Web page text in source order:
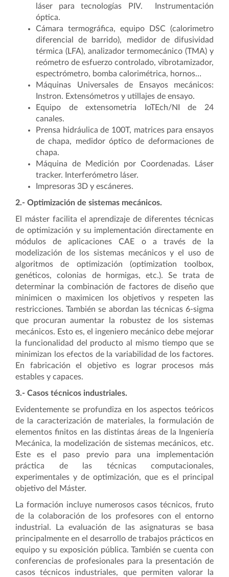
láser para tecnologías PIV. Instrumentación
óptica.
Cámara termográfica, equipo DSC (calorimetro
diferencial de barrido), medidor de difusividad
térmica (LFA), analizador termomecánico (TMA) y
reómetro de esfuerzo controlado, vibrotamizador,
espectrómetro, bomba calorimétrica, hornos…
Máquinas Universales de Ensayos mecánicos:
Instron. Extensómetros y utillajes de ensayo.
Equipo de extensometria IoTEch/NI de 24
canales.
Prensa hidráulica de 100T, matrices para ensayos
de chapa, medidor óptico de deformaciones de
chapa.
Máquina de Medición por Coordenadas. Láser
tracker. Interferómetro láser.
Impresoras 3D y escáneres.
2.- Optimización de sistemas mecánicos.
El máster facilita el aprendizaje de diferentes técnicas
de optimización y su implementación directamente en
módulos de aplicaciones CAE o a través de la
modelización de los sistemas mecánicos y el uso de
algoritmos de optimización (optimization toolbox,
genéticos, colonias de hormigas, etc.). Se trata de
determinar la combinación de factores de diseño que
minimicen o maximicen los objetivos y respeten las
restricciones. También se abordan las técnicas 6-sigma
que procuran aumentar la robustez de los sistemas
mecánicos. Esto es, el ingeniero mecánico debe mejorar
la funcionalidad del producto al mismo tiempo que se
minimizan los efectos de la variabilidad de los factores.
En fabricación el objetivo es lograr procesos más
estables y capaces.
3.- Casos técnicos industriales.
Evidentemente se profundiza en los aspectos teóricos
de la caracterización de materiales, la formulación de
elementos finitos en las distintas áreas de la Ingeniería
Mecánica, la modelización de sistemas mecánicos, etc.
Este es el paso previo para una implementación
práctica de las técnicas computacionales,
experimentales y de optimización, que es el principal
objetivo del Máster.
La formación incluye numerosos casos técnicos, fruto
de la colaboración de los profesores con el entorno
industrial. La evaluación de las asignaturas se basa
principalmente en el desarrollo de trabajos prácticos en
equipo y su exposición pública. También se cuenta con
conferencias de profesionales para la presentación de
casos técnicos industriales, que permiten valorar la